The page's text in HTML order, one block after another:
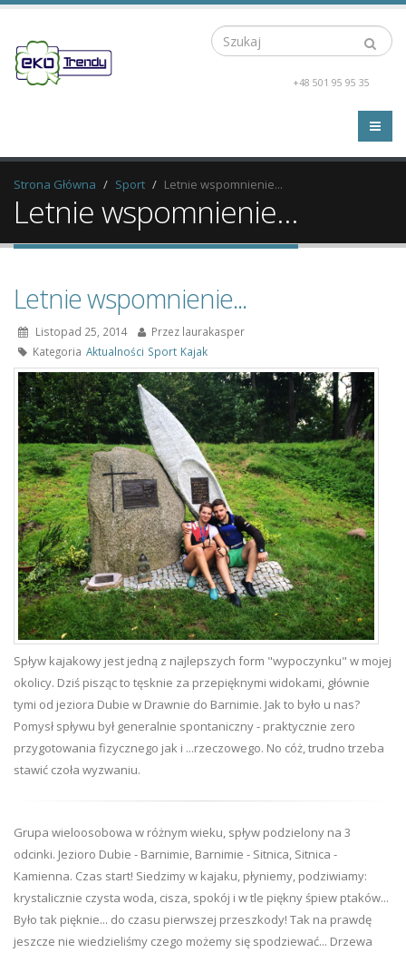
Szukaj
+48 501 95 95 35
Strona Główna Sport Letnie wspomnienie...
Letnie wspomnienie...
Letnie wspomnienie...
Listopad 25, 2014 Przez laurakasper
Kategoria Aktualności Sport Kajak
Spływ kajakowy jest jedną z najlepszych form "wypoczynku" w mojej
okolicy. Dziś pisząc to tęsknie za przepięknymi widokami, głównie
tymi od jeziora Dubie w Drawnie do Barnimie. Jak to było u nas?
Pomysł spływu był generalnie spontaniczny - praktycznie zero
przygotowania fizycznego jak i ...rzeczowego. No cóż, trudno trzeba
stawić czoła wyzwaniu.
Grupa wieloosobowa w różnym wieku, spływ podzielony na 3
odcinki. Jezioro Dubie - Barnimie, Barnimie - Sitnica, Sitnica -
Kamienna. Czas start! Siedzimy w kajaku, płyniemy, podziwiamy:
krystalicznie czysta woda, cisza, spokój i w tle piękny śpiew ptaków...
Było tak pięknie... do czasu pierwszej przeszkody! Tak na prawdę
jeszcze nie wiedzieliśmy czego możemy się spodziewać... Drzewa